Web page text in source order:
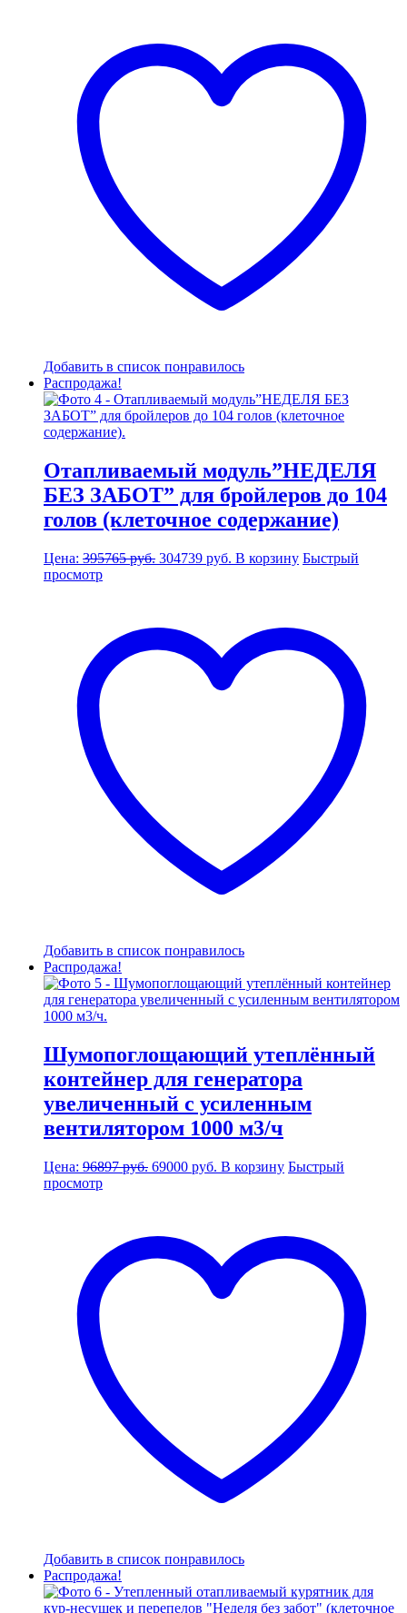
Добавить в список понравилось
Распродажа!
Отапливаемый модуль”НЕДЕЛЯ
БЕЗ ЗАБОТ” для бройлеров до 104
голов (клеточное содержание)
Цена: 395765руб. Первоначальная
304739 руб. Текущая
В корзину Быстрый
просмотр
Добавить в список понравилось
Распродажа!
Шумопоглощающий утеплённый
контейнер для генератора
увеличенный с усиленным
вентилятором 1000 м3/ч
Цена: 96897руб. Первоначальная
69000 руб. Текущая
В корзину Быстрый
просмотр
Добавить в список понравилось
Распродажа!